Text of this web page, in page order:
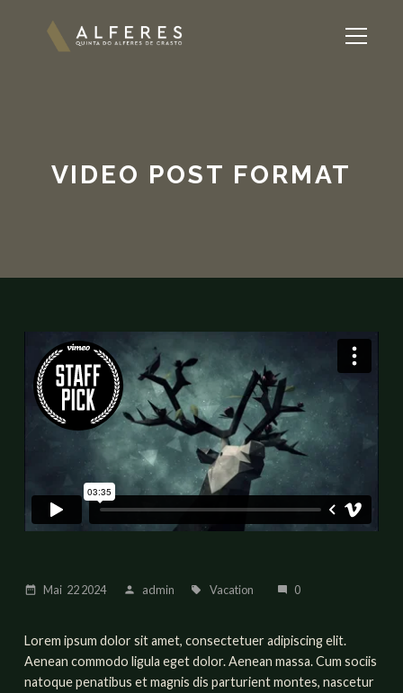
VIDEO POST FORMAT
date_range Mai 222024 person admin local_offer Vacation mode_comment 0
Lorem ipsum dolor sit amet, consectetuer adipiscing elit.
Aenean commodo ligula eget dolor. Aenean massa. Cum sociis
natoque penatibus et magnis dis parturient montes, nascetur